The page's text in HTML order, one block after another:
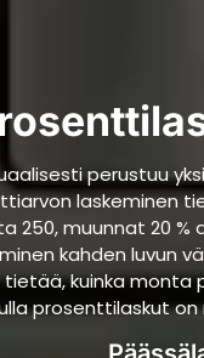
perustuu
laskeminen
250, muunnat 20
kahden luvun
kuinka monta
prosenttilaskut